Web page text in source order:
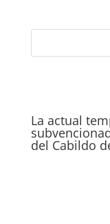
La actual
del Cabildo